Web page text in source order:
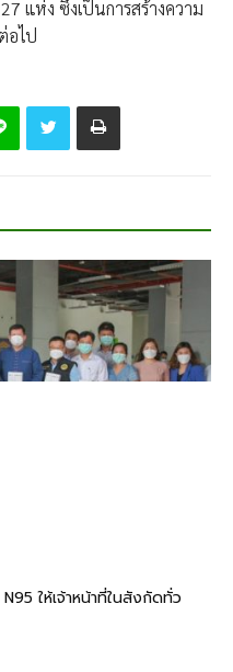
แห่ง ซึ่งเป็นการสร้างความ
อไป
ให้เจ้าหน้าที่​ในสังกัดทั่ว